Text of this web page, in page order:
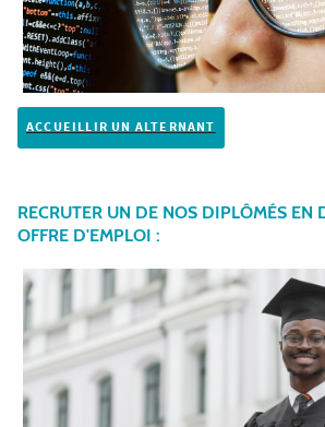
ACCUEILLIR UN ALTERNANT
RECRUTER UN DE NOS DIPLÔMÉS EN
OFFRE D'EMPLOI :